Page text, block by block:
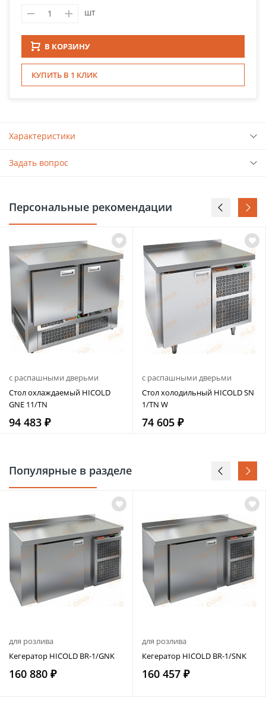
шт
В КОРЗИНУ
КУПИТЬ В 1 КЛИК
Характеристики
Задать вопрос
Персональные рекомендации
с распашными дверьми
Стол охлаждаемый HICOLD
GNE 11/TN
94 483 ₽
с распашными дверьми
Стол холодильный HICOLD SN
1/TN W
74 605 ₽
Популярные в разделе
для розлива
Кегератор HICOLD BR-1/GNK
160 880 ₽
для розлива
Кегератор HICOLD BR-1/SNK
160 457 ₽